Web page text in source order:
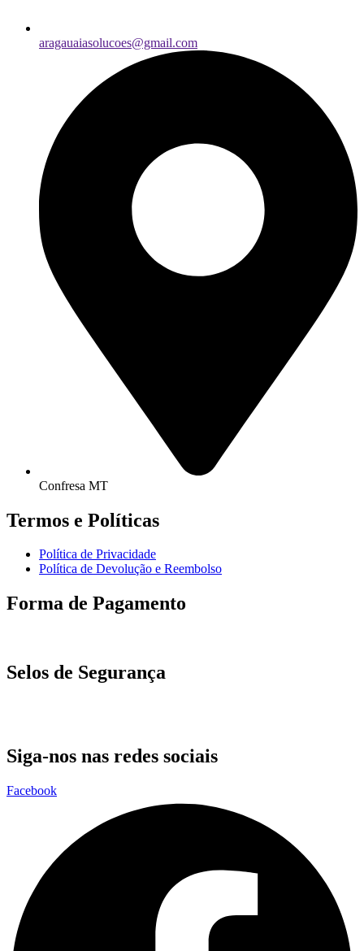
aragauaiasolucoes@gmail.com
Confresa MT
Termos e Políticas
Política de Privacidade
Política de Devolução e Reembolso
Forma de Pagamento
Selos de Segurança
Siga-nos nas redes sociais
Facebook